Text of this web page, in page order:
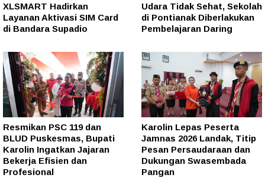
XLSMART Hadirkan
Layanan Aktivasi SIM Card
di Bandara Supadio
Udara Tidak Sehat, Sekolah
di Pontianak Diberlakukan
Pembelajaran Daring
Resmikan PSC 119 dan
BLUD Puskesmas, Bupati
Karolin Ingatkan Jajaran
Bekerja Efisien dan
Profesional
Karolin Lepas Peserta
Jamnas 2026 Landak, Titip
Pesan Persaudaraan dan
Dukungan Swasembada
Pangan